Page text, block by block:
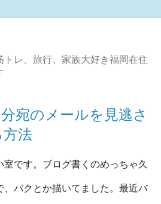
トレ、旅行、家族大好き福岡在住
宛のメールを見逃さ
法
です。ブログ書くのめっちゃ久
、バクとか描いてました。最近バ